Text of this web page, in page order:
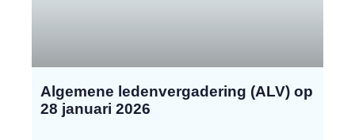
Algemene ledenvergadering (ALV) op
28 januari 2026